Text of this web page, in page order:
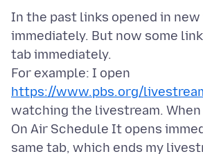
In the past links opened in
immediately. But now some
tab immediately.
For example: I open
https://www.pbs.org/
watching the livestream.
On Air Schedule It opens